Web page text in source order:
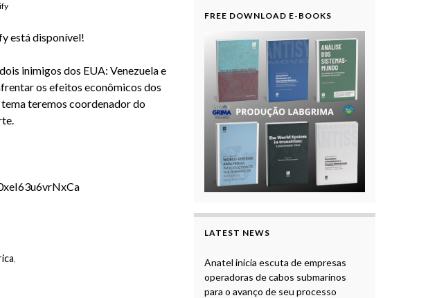
está disponível!
inimigos dos EUA: Venezuela e
os efeitos econômicos dos
tema teremos coordenador do
,
FREE DOWNLOAD E-BOOKS
LATEST NEWS
Anatel inicia escuta de empresas
operadoras de cabos submarinos
para o avanço de seu processo